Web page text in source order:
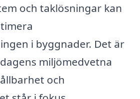
och taklösningar kan
i byggnader. Det är
miljömedvetna
och